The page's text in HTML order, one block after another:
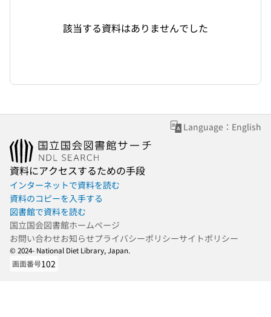
該当する資料はありませんでした
Language：English
資料にアクセスするための手段
インターネットで資料を読む
資料のコピーを入手する
図書館で資料を読む
国立国会図書館ホームページ
お問い合わせお知らせプライバシーポリシーサイトポリシー
© 2024- National Diet Library, Japan.
画面番号102